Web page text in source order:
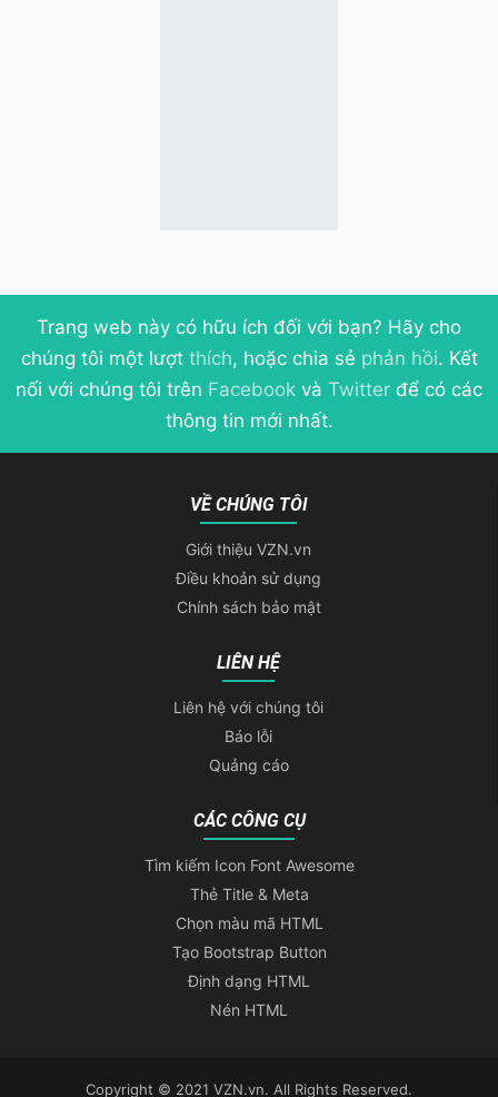
Trang web này có hữu ích đối với bạn? Hãy cho
chúng tôi một lượt thích, hoặc chia sẻ phản hồi. Kết
nối với chúng tôi trên Facebook và Twitter để có các
thông tin mới nhất.
VỀ CHÚNG TÔI
Giới thiệu VZN.vn
Điều khoản sử dụng
Chính sách bảo mật
LIÊN HỆ
Liên hệ với chúng tôi
Báo lỗi
Quảng cáo
CÁC CÔNG CỤ
Tìm kiếm Icon Font Awesome
Thẻ Title & Meta
Chọn màu mã HTML
Tạo Bootstrap Button
Định dạng HTML
Nén HTML
Copyright © 2021 VZN.vn. All Rights Reserved.